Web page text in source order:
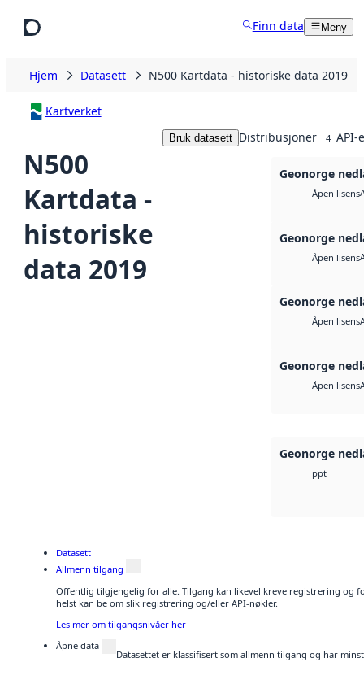
Finn data Meny
Hjem Datasett N500 Kartdata - historiske data 2019
Kartverket
N500
Kartdata -
historiske
data 2019
Bruk datasett Distribusjoner 4 API-
Geonorge
Åpen lisens
Geonorge
Åpen lisens
Geonorge
Åpen lisens
Geonorge
Åpen lisens
Geonorge
ppt
Datasett
Allmenn tilgang
Offentlig tilgjengelig for alle. Tilgang kan likevel kreve registrering og
helst kan be om slik registrering og/eller API-nøkler.
Les mer om tilgangsnivåer her
Åpne data
Datasettet er klassifisert som allmenn tilgang og har